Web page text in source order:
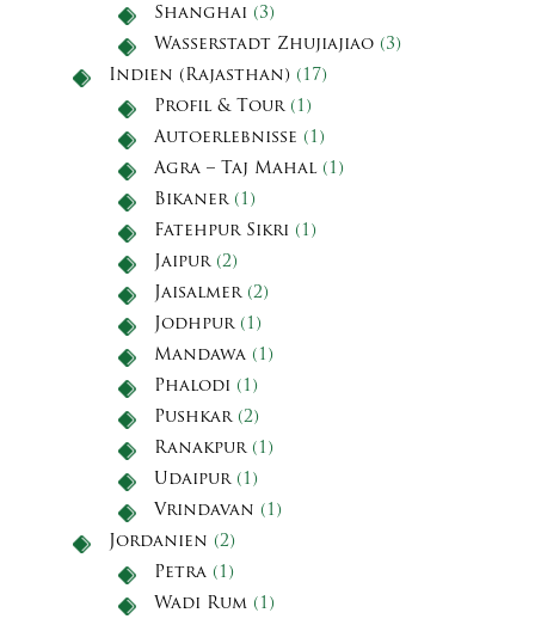
Shanghai (3)
Wasserstadt Zhujiajiao (3)
Indien (Rajasthan) (17)
Profil & Tour(1)
Autoerlebnisse (1)
Agra – Taj Mahal (1)
Bikaner(1)
Fatehpur Sikri (1)
Jaipur(2)
Jaisalmer(2)
Jodhpur(1)
Mandawa (1)
Phalodi (1)
Pushkar(2)
Ranakpur(1)
Udaipur(1)
Vrindavan (1)
Jordanien (2)
Petra (1)
Wadi Rum (1)